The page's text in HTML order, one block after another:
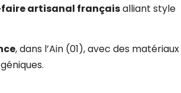
artisanal françaisalliant style
, dans l’Ain (01), avec des matériaux